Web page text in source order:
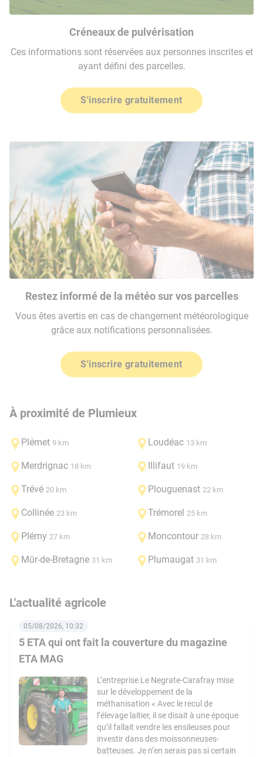
Créneaux de pulvérisation
Ces informations sont réservées aux personnes inscrites et
ayant défini des parcelles.
S'inscrire gratuitement
Restez informé de la météo sur vos parcelles
Vous êtes avertis en cas de changement météorologique
grâce aux notifications personnalisées.
S'inscrire gratuitement
À proximité de Plumieux
Plémet 9 km Loudéac 13 km
Merdrignac 18 km Illifaut 19 km
Trévé 20 km Plouguenast 22 km
Collinée 23 km Trémorel 25 km
Plémy 27 km Moncontour 28 km
Mûr-de-Bretagne 31 km Plumaugat 31 km
L'actualité agricole
5 ETA qui ont fait la couverture du magazine
ETA MAG
05/08/2026, 10:32
L’entreprise Le Negrate-Carafray mise
sur le développement de la
méthanisation « Avec le recul de
l’élevage laitier, il se disait à une époque
qu’il fallait vendre les ensileuses pour
investir dans des moissonneuses-
batteuses. Je n’en serais pas si certain